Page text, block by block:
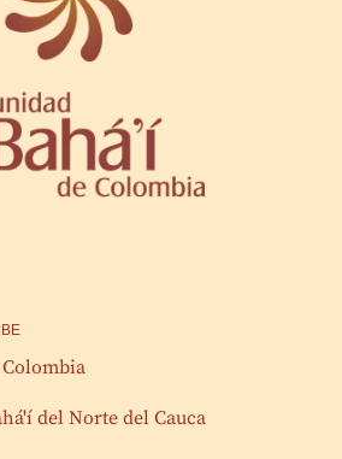
Colombia
del Norte del Cauca